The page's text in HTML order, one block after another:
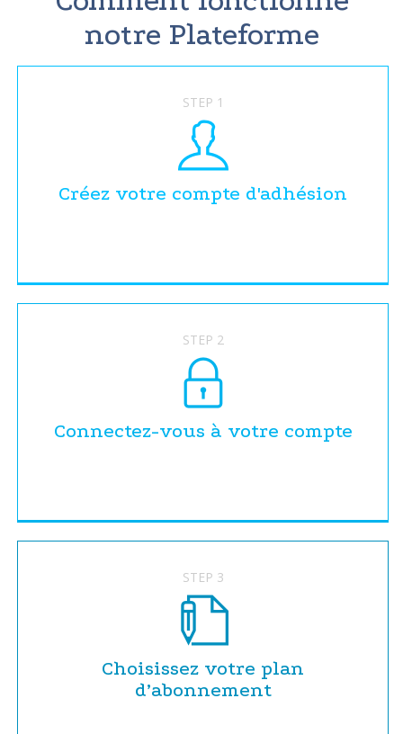
notre Plateforme
STEP 1
Créez votre compte d'adhésion
STEP 2
Connectez-vous à votre compte
STEP 3
Choisissez votre plan
d’abonnement